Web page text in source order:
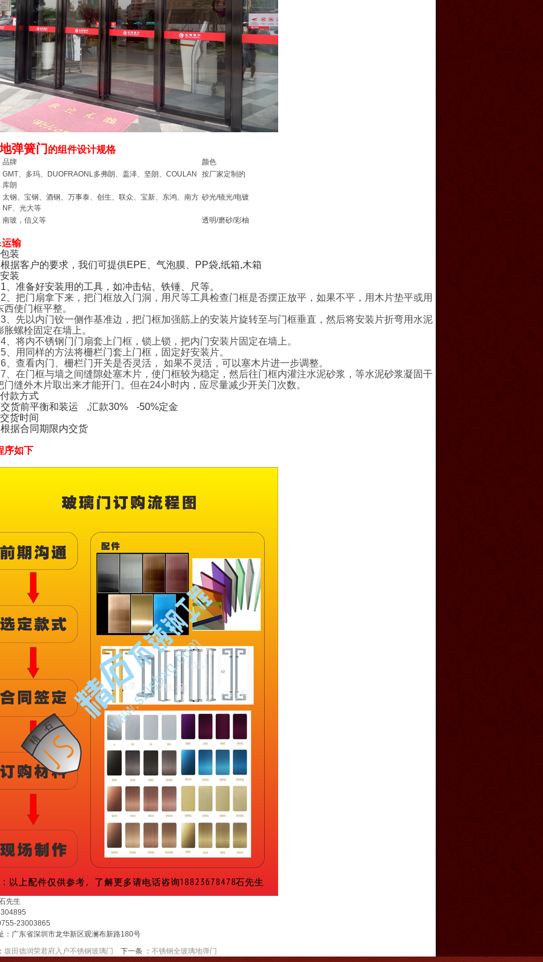
弹簧门 的组件设计规格
品牌
颜色
GMT、多玛、DUOFRAONL多弗朗、盖泽、坚朗、COULAN
库朗
按厂家定制的
太钢、宝钢、酒钢、万事泰、创生、联众、宝新、东鸿、南方
NF、光大等
砂光/镜光/电镀
南玻，信义等 透明/磨砂/彩柚
输
装
户的要求，我们可提供EPE、气泡膜、PP袋,纸箱,木箱
装
1、准备好安装用的工具，如冲击钻、铁锤、尺等。
2、把门扇拿下来，把门框放入门洞，用尺等工具检查门框是否摆正放平，如果不平，用木片垫平或用
西使门框平整。
3、先以内门铰一侧作基准边，把门框加强筋上的安装片旋转至与门框垂直，然后将安装片折弯用水泥
胀螺栓固定在墙上。
4、将内不锈钢门门扇套上门框，锁上锁，把内门安装片固定在墙上。
5、用同样的方法将栅栏门套上门框，固定好安装片。
6、查看内门、栅栏门开关是否灵活， 如果不灵活，可以塞木片进一步调整。
7、在门框与墙之间缝隙处塞木片，使门框较为稳定，然后往门框内灌注水泥砂浆，等水泥砂浆凝固干
门缝外木片取出来才能开门。但在24小时内，应尽量减少开关门次数。
款方式
平衡和装运 ,汇款30% -50%定金
货时间
同期限内交货
序如下
先生
23003865
：广东省深圳市龙华新区观澜布新路180号
坂田德润荣君府入户不锈钢玻璃门 下一条 ： 不锈钢全玻璃地弹门